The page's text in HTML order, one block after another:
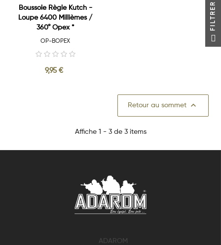
Boussole Règle Kutch -
Loupe 6400 Millièmes /
360° Opex *
OP-BOPEX
9,95 €
Retour au sommet 
Affiche 1 - 3 de 3 items
ADAROM
FILTRER